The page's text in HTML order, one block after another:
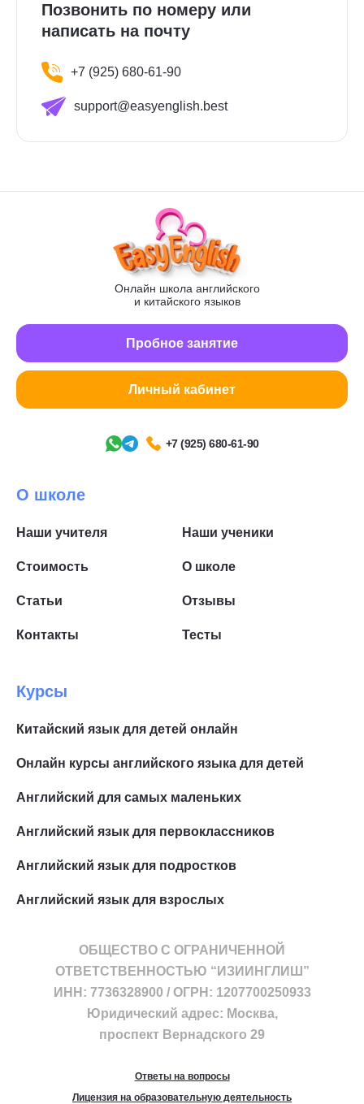
Позвонить по номеру или
написать на почту
+7 (925) 680-61-90
support@easyenglish.best
Онлайн школа английского
и китайского языков
Пробное занятие
Личный кабинет
+7 (925) 680-61-90
О школе
Наши учителя Наши ученики
Стоимость О школе
Статьи Отзывы
Контакты Тесты
Курсы
Китайский язык для детей онлайн
Онлайн курсы английского языка для детей
Английский для самых маленьких
Английский язык для первоклассников
Английский язык для подростков
Английский язык для взрослых
ОБЩЕСТВО С ОГРАНИЧЕННОЙ
ОТВЕТСТВЕННОСТЬЮ “ИЗИИНГЛИШ”
ИНН: 7736328900 / ОГРН: 1207700250933
Юридический адрес: Москва,
проспект Вернадского 29
Ответы на вопросы
Лицензия на образовательную деятельность